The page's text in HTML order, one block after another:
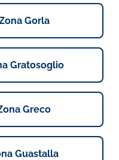
Gorla
Gratosoglio
Greco
Guastalla